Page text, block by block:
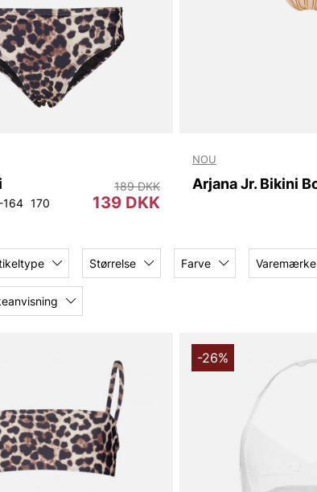
164 170 139 DKK
189 DKK
NOU
Størrelse Farve Varemærke
-26%